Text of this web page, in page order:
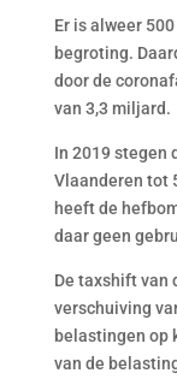
Er is alweer
begroting.
door de
van 3,3 miljard.
In 2019 stegen
Vlaanderen tot
heeft de
daar geen
De taxshift van
verschuiving
belastingen op
van de